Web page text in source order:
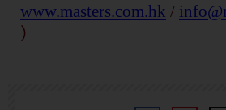
www.masters.com.hk /
）